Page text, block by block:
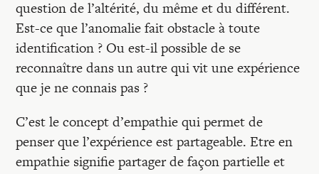
question de l’altérité, du même et du différent.
Est-ce que l’anomalie fait obstacle à toute
identification ? Ou est-il possible de se
reconnaître dans un autre qui vit une expérience
que je ne connais pas ?
C’est le concept d’empathie qui permet de
penser que l’expérience est partageable. Etre en
empathie signifie partager de façon partielle et